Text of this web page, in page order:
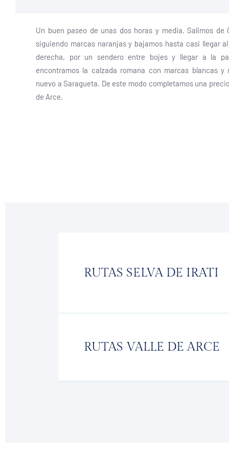
Un buen paseo de unas dos horas y media. Salimos de
siguiendo marcas naranjas y bajamos hasta casi llegar
derecha, por un sendero entre bojes y llegar a la
encontramos la calzada romana con marcas blancas y
nuevo a Saragueta. De este modo completamos una
de Arce.
RUTAS SELVA DE IRATI
RUTAS VALLE DE ARCE